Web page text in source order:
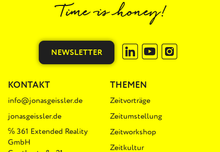
NEWSLETTER
KONTAKT
info@jonasgeissler.de
jonasgeissler.de
℅ 361 Extended Reality
GmbH
THEMEN
Zeitvorträge
Zeitumstellung
Zeitworkshop
Zeitkultur